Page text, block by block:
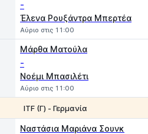
-
Έλενα Ρουξάντρα Μπερτέα
Αύριο στις 11:00
Μάρθα Ματούλα
-
Νοέμι Μπασιλέτι
Αύριο στις 11:00
ITF (Γ) - Γερμανία
Ναστάσια Μαριάνα Σουνκ